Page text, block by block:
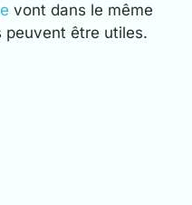
vont dans le même
peuvent être utiles.